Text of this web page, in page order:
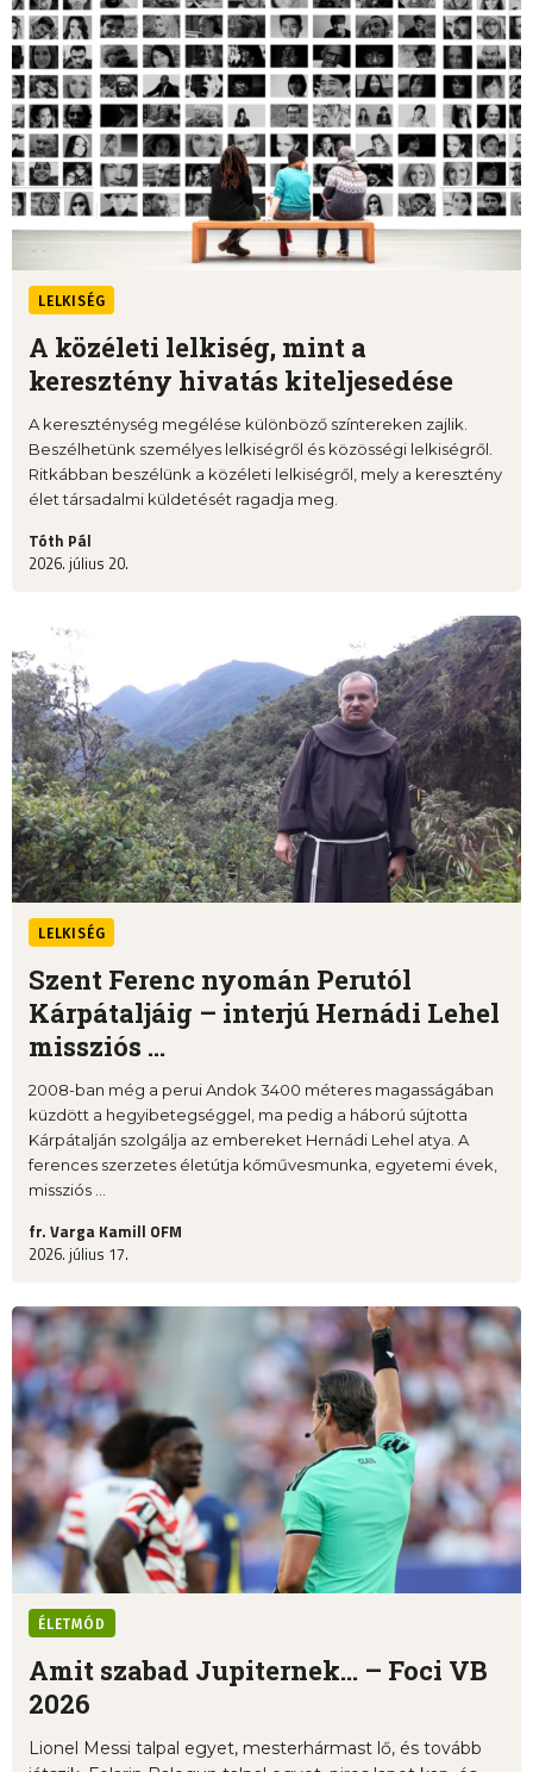
LELKISÉG
A közéleti lelkiség, mint a
keresztény hivatás kiteljesedése
A kereszténység megélése különböző színtereken zajlik.
Beszélhetünk személyes lelkiségről és közösségi lelkiségről.
Ritkábban beszélünk a közéleti lelkiségről, mely a keresztény
élet társadalmi küldetését ragadja meg.
Tóth Pál
2026. július 20.
LELKISÉG
Szent Ferenc nyomán Perutól
Kárpátaljáig – interjú Hernádi Lehel
missziós ...
2008-ban még a perui Andok 3400 méteres magasságában
küzdött a hegyibetegséggel, ma pedig a háború sújtotta
Kárpátalján szolgálja az embereket Hernádi Lehel atya. A
ferences szerzetes életútja kőművesmunka, egyetemi évek,
missziós ...
fr. Varga Kamill OFM
2026. július 17.
ÉLETMÓD
Amit szabad Jupiternek... – Foci VB
2026
Lionel Messi talpal egyet, mesterhármast lő, és tovább